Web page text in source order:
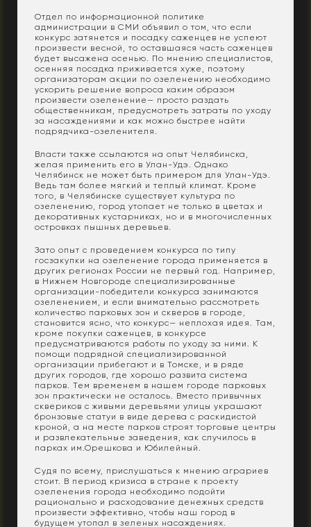
Отдел по информационной политике
администрации в СМИ объявил о том, что если
конкурс затянется и посадку саженцев не успеют
произвести весной, то оставшаяся часть саженцев
будет высажена осенью. По мнению специалистов,
осенняя посадка приживается хуже, поэтому
организаторам акции по озеленению необходимо
ускорить решение вопроса каким образом
произвести озеленение— просто раздать
общественникам, предусмотреть затраты по уходу
за насаждениями и как можно быстрее найти
подрядчика-озеленителя.
Власти также ссылаются на опыт Челябинска,
желая применить его в Улан-Удэ. Однако
Челябинск не может быть примером для Улан-Удэ.
Ведь там более мягкий и теплый климат. Кроме
того, в Челябинске существует культура по
озеленению, город утопает не только в цветах и
декоративных кустарниках, но и в многочисленных
островках пышных деревьев.
Зато опыт с проведением конкурса по типу
госзакупки на озеленение города применяется в
других регионах России не первый год. Например,
в Нижнем Новгороде специализированные
организации-победители конкурса занимаются
озеленением, и если внимательно рассмотреть
количество парковых зон и скверов в городе,
становится ясно, что конкурс— неплохая идея. Там,
кроме покупки саженцев, в конкурсе
предусматриваются работы по уходу за ними. К
помощи подрядной специализированной
организации прибегают и в Томске, и в ряде
других городов, где хорошо развита система
парков. Тем временем в нашем городе парковых
зон практически не осталось. Вместо привычных
сквериков с живыми деревьями улицы украшают
бронзовые статуи в виде дерева с раскидистой
кроной, а на месте парков строят торговые центры
и развлекательные заведения, как случилось в
парках им.Орешкова и Юбилейный.
Судя по всему, прислушаться к мнению аграриев
стоит. В период кризиса в стране к проекту
озеленения города необходимо подойти
рационально и расходование денежных средств
произвести эффективно, чтобы наш город в
будущем утопал в зеленых насаждениях.